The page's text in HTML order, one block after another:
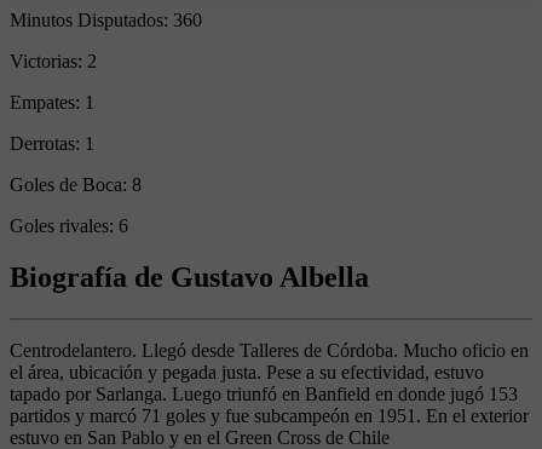
Minutos Disputados: 360
Victorias: 2
Empates: 1
Derrotas: 1
Goles de Boca: 8
Goles rivales: 6
Biografía de Gustavo Albella
Centrodelantero. Llegó desde Talleres de Córdoba. Mucho oficio en
el área, ubicación y pegada justa. Pese a su efectividad, estuvo
tapado por Sarlanga. Luego triunfó en Banfield en donde jugó 153
partidos y marcó 71 goles y fue subcampeón en 1951. En el exterior
estuvo en San Pablo y en el Green Cross de Chile